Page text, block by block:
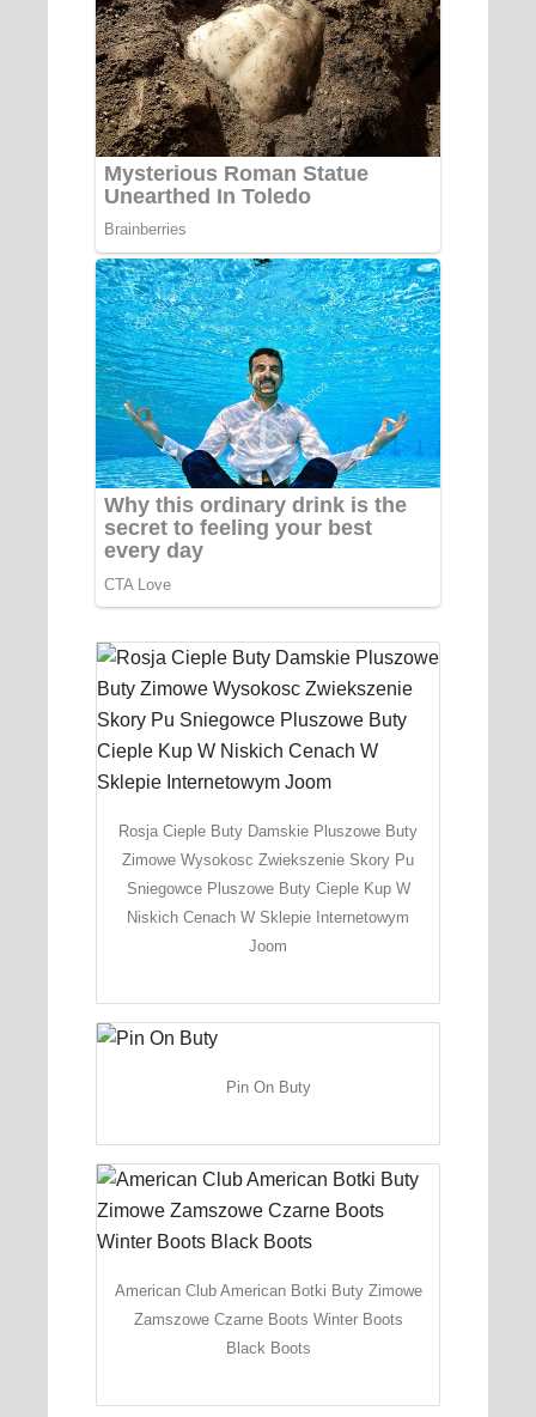
Rosja Cieple Buty Damskie Pluszowe Buty
Zimowe Wysokosc Zwiekszenie Skory Pu
Sniegowce Pluszowe Buty Cieple Kup W
Niskich Cenach W Sklepie Internetowym
Joom
Pin On Buty
American Club American Botki Buty Zimowe
Zamszowe Czarne Boots Winter Boots
Black Boots